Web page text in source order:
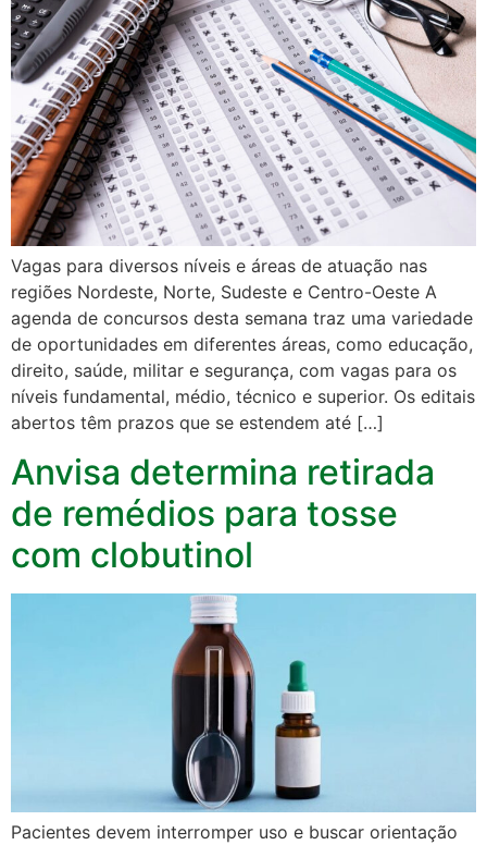
Vagas para diversos níveis e áreas de atuação nas
regiões Nordeste, Norte, Sudeste e Centro-Oeste A
agenda de concursos desta semana traz uma variedade
de oportunidades em diferentes áreas, como educação,
direito, saúde, militar e segurança, com vagas para os
níveis fundamental, médio, técnico e superior. Os editais
abertos têm prazos que se estendem até […]
Anvisa determina retirada
de remédios para tosse
com clobutinol
Pacientes devem interromper uso e buscar orientação